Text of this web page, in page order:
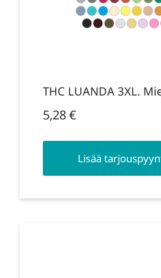
THC LUANDA 3XL.
5,28€
Lisää